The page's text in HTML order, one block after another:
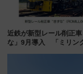
近鉄が新型レール削正
な」9月導入 「ミリン